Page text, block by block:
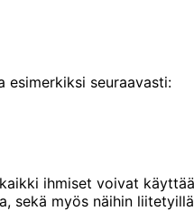
esimerkiksi seuraavasti:
ihmiset voivat
sekä myös näihin